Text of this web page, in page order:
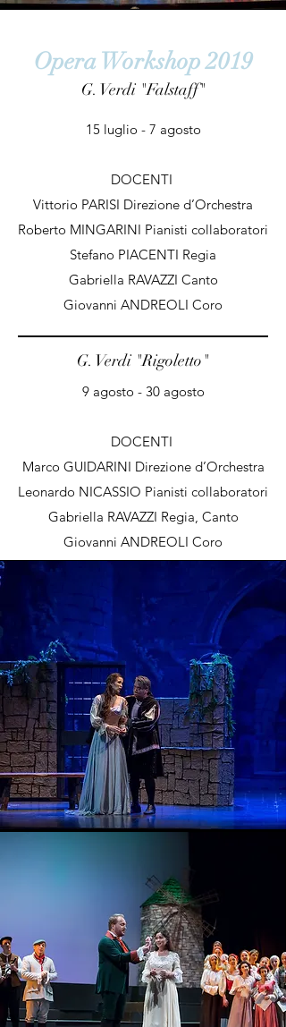
Opera Workshop 2019
G. Verdi "Falstaff"
15 luglio - 7 agosto
DOCENTI
Vittorio PARISI Direzione d’Orchestra
Roberto MINGARINI Pianisti collaboratori
Stefano PIACENTI Regia
Gabriella RAVAZZI Canto
Giovanni ANDREOLI Coro
G. Verdi "Rigoletto"
9 agosto - 30 agosto
DOCENTI
Marco GUIDARINI Direzione d’Orchestra
Leonardo NICASSIO Pianisti collaboratori
Gabriella RAVAZZI Regia, Canto
Giovanni ANDREOLI Coro